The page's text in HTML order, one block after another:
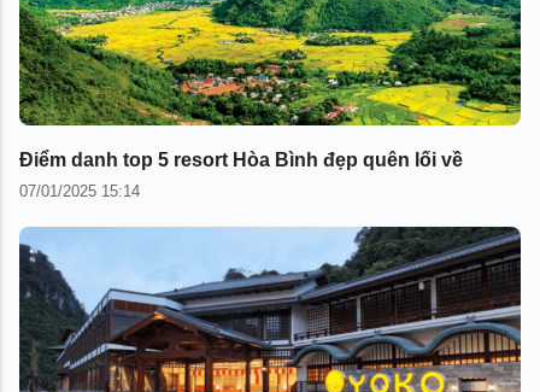
Điểm danh top 5 resort Hòa Bình đẹp quên lối về
07/01/2025 15:14